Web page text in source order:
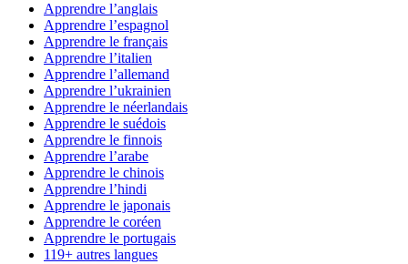
Apprendre l’anglais
Apprendre l’espagnol
Apprendre le français
Apprendre l’italien
Apprendre l’allemand
Apprendre l’ukrainien
Apprendre le néerlandais
Apprendre le suédois
Apprendre le finnois
Apprendre l’arabe
Apprendre le chinois
Apprendre l’hindi
Apprendre le japonais
Apprendre le coréen
Apprendre le portugais
119+ autres langues